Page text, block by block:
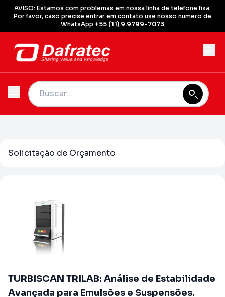
AVISO: Estamos com problemas em nossa linha de telefone fixa.
Por favor, caso precise entrar em contato use nosso numero de
WhatsApp +55 (11) 9.9799-7073
Solicitação de Orçamento
TURBISCAN TRILAB: Análise de Estabilidade
Avançada para Emulsões e Suspensões.